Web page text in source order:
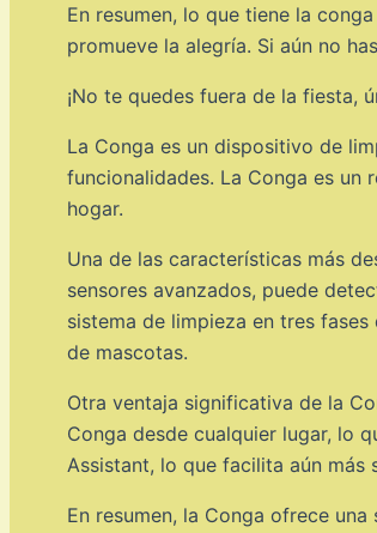
En resumen, lo que tiene la
promueve la alegría. Si aún no
¡No te quedes fuera de la fiesta,
La Conga es un dispositivo de
funcionalidades. La Conga es
hogar.
Una de las características más
sensores avanzados, puede
sistema de limpieza en tres
de mascotas.
Otra ventaja significativa de la
Conga desde cualquier lugar, lo
Assistant, lo que facilita aún más
En resumen, la Conga ofrece